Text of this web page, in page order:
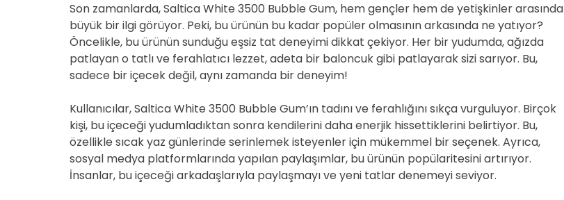
Son zamanlarda, Saltica White 3500 Bubble Gum, hem gençler hem de yetişkinler arasında
büyük bir ilgi görüyor. Peki, bu ürünün bu kadar popüler olmasının arkasında ne yatıyor?
Öncelikle, bu ürünün sunduğu eşsiz tat deneyimi dikkat çekiyor. Her bir yudumda, ağızda
patlayan o tatlı ve ferahlatıcı lezzet, adeta bir baloncuk gibi patlayarak sizi sarıyor. Bu,
sadece bir içecek değil, aynı zamanda bir deneyim!
Kullanıcılar, Saltica White 3500 Bubble Gum’ın tadını ve ferahlığını sıkça vurguluyor. Birçok
kişi, bu içeceği yudumladıktan sonra kendilerini daha enerjik hissettiklerini belirtiyor. Bu,
özellikle sıcak yaz günlerinde serinlemek isteyenler için mükemmel bir seçenek. Ayrıca,
sosyal medya platformlarında yapılan paylaşımlar, bu ürünün popülaritesini artırıyor.
İnsanlar, bu içeceği arkadaşlarıyla paylaşmayı ve yeni tatlar denemeyi seviyor.